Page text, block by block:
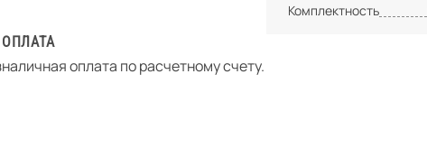
Комплектность
ОПЛАТА
оплата по расчетному счету.